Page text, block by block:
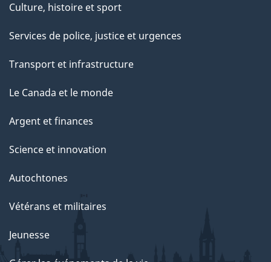
Culture, histoire et sport
Services de police, justice et urgences
Transport et infrastructure
Le Canada et le monde
Argent et finances
Science et innovation
Autochtones
Vétérans et militaires
Jeunesse